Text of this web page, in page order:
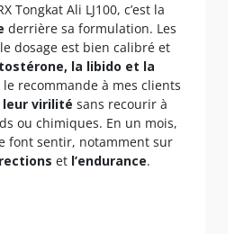
Tongkat Ali LJ100, c’est la
derrière sa formulation. Les
dosage est bien calibré et
la libido et la
le recommande à mes clients
virilité sans recourir à
ou chimiques. En un mois,
font sentir, notamment sur
et l’endurance.